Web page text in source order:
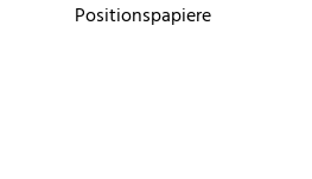
Positionspapiere